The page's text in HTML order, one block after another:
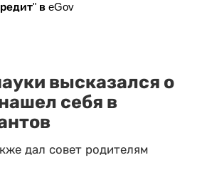
в eGov
высказался о
себя в
дал совет родителям